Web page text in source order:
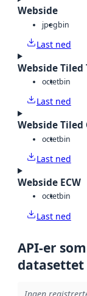
Webside
jpegbin
Last ned
Webside Tiled
octetbin
Last ned
Webside Tiled
octetbin
Last ned
Webside ECW
octetbin
Last ned
API-er
datasettet